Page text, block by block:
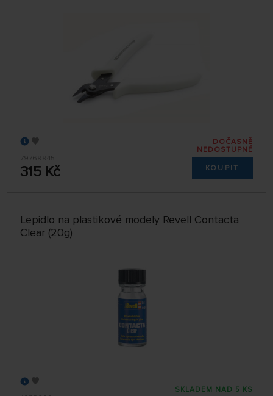
79769945
315 Kč
DOČASNĚ
NEDOSTUPNÉ
KOUPIT
Lepidlo na plastikové modely Revell Contacta
Clear (20g)
SKLADEM NAD 5 KS